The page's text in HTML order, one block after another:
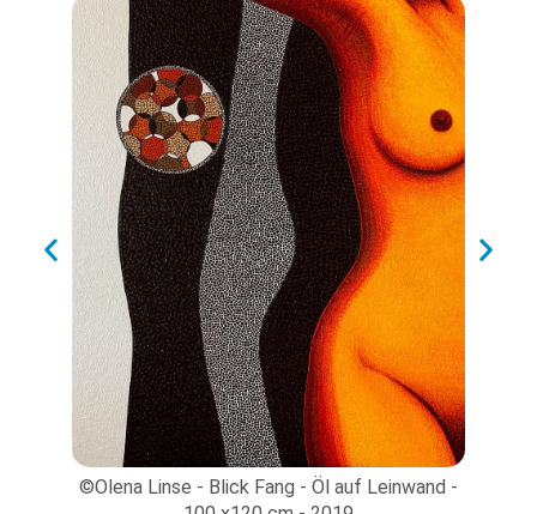
©Olena Linse - Blick Fang - Öl auf Leinwand -